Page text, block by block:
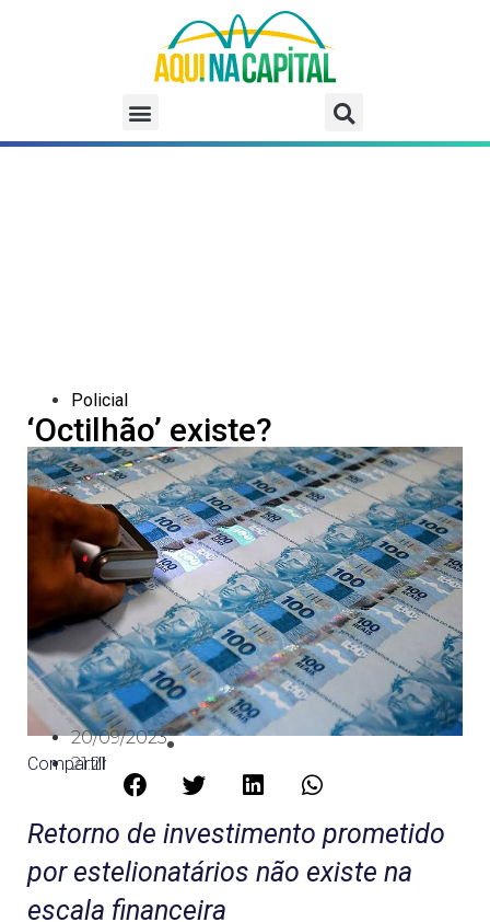
Policial
‘Octilhão’ existe?
20/09/2023
21:21
Compartilhe:
Retorno de investimento prometido
por estelionatários não existe na
escala financeira